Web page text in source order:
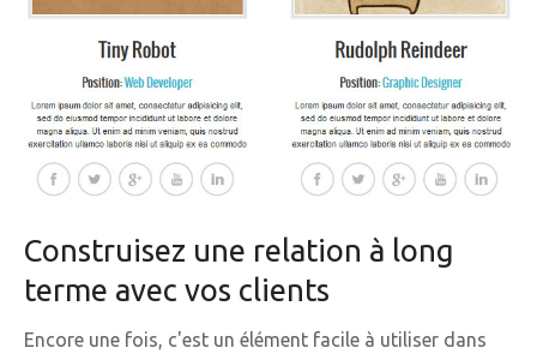
Construisez une relation à long
terme avec vos clients
Encore une fois, c'est un élément facile à utiliser dans